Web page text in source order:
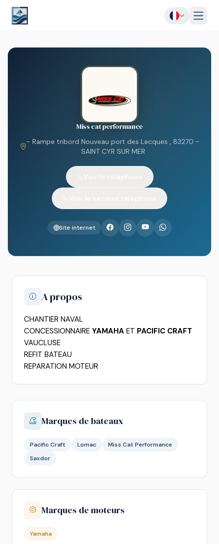
Menu
Miss cat performance
- Rampe tribord Nouveau port des Lecques , 83270 -
SAINT CYR SUR MER
Site internet
A propos
CHANTIER NAVAL
CONCESSIONNAIRE YAMAHA ET PACIFIC CRAFT
VAUCLUSE
REFIT BATEAU
REPARATION MOTEUR
Marques de bateaux
Pacific Craft Lomac
Miss Cat Performance
Saxdor
Marques de moteurs
Yamaha